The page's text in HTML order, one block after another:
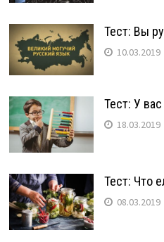
Тест: Вы
10.03.2019
Тест: У
18.03.2019
Тест: Что
08.03.2019